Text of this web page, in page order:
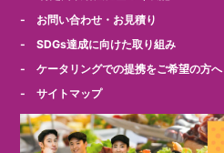
- お問い合わせ・お見積り
- SDGs達成に向けた取り組み
- ケータリングでの提携をご希望の方へ
- サイトマップ